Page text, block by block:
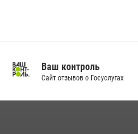
Ваш контроль
Сайт отзывов о Госуслугах